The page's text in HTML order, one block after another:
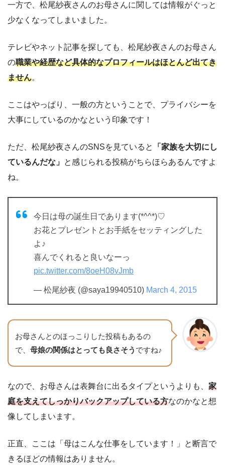
一方で、松尾紗夜さんのお母さんに関しては情報がぐっと
少なくなってしまいました。
テレビやネット記事を探しても、松尾紗夜さんのお母さん
の職業や経歴など具体的なプロフィールはほとんど出てき
ません。
ここはやっぱり、一般の方ということで、プライバシーを
大事にしているのかなという印象です！
ただ、松尾紗夜さんのSNSを見ていると
「家族を大切にし
ているんだな」 と感じられる投稿がちらほらあるんですよ
ね。
今日は母の誕生日であります(*^^*)♡
お花とプレゼントとお手紙をセッティングした
よ♪
喜んでくれると良いなーっ
pic.twitter.com/8oeH08vJmb
— 松尾紗夜 (@saya19940510) March 4, 2015
お母さんとのほっこりした投稿もあるの
で、 母娘の関係はとっても良さそう ですね♪
なので、お母さんは表舞台に出るタイプというよりも、 家
庭を支えてしっかりバックアップしている方なのかなと想
像してしまいます。
正直、ここは「母はこんな仕事をしています！」と断言で
きるほどの情報はありません。